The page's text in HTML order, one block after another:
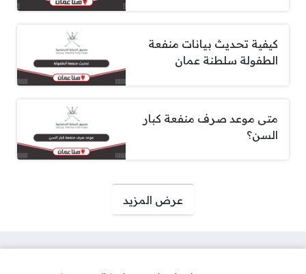
كيفية تحديث بيانات منفعة
الطفولة سلطنة عمان
متى موعد صرف منفعة كبار
السن؟
عرض المزيد